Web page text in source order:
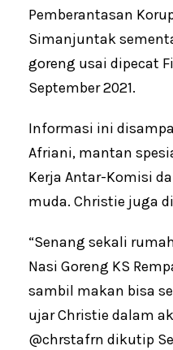
Pemberantasan
Simanjuntak
goreng usai dipecat
September 2021.
Informasi ini
Afriani, mantan
Kerja Antar-Komisi
muda. Christie juga
“Senang sekali
Nasi Goreng KS
sambil makan bisa
ujar Christie dalam
@chrstafrn dikutip